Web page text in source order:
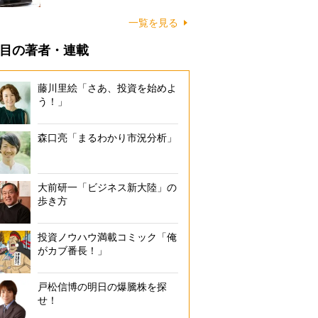
一覧を見る
の著者・連載
藤川里絵「さあ、投資を始めよ
う！」
森口亮「まるわかり市況分析」
大前研一「ビジネス新大陸」の
歩き方
投資ノウハウ満載コミック「俺
がカブ番長！」
戸松信博の明日の爆騰株を探
せ！